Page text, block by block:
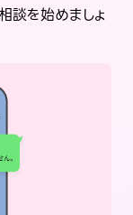
談を始めましょ